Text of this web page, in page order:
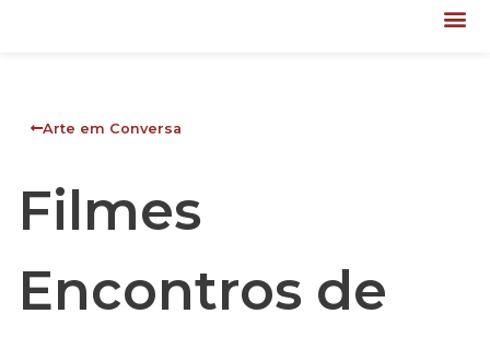
Arte em Conversa
Filmes
Encontros de